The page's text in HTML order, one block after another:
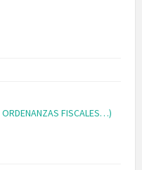
FISCALES…)